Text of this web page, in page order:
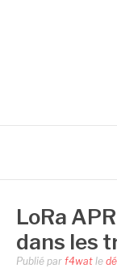
LoRa
dans les
Publié par f4wat le